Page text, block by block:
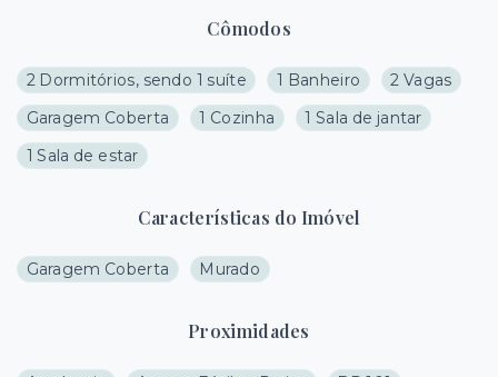
Cômodos
2 Dormitórios, sendo 1 suíte 1 Banheiro
2 Vagas
Garagem Coberta
1 Cozinha
1 Sala de jantar
1 Sala de estar
Características do Imóvel
Garagem Coberta Murado
Proximidades